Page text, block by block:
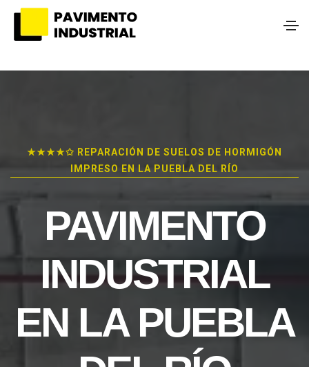
★★★★✩ REPARACIÓN DE SUELOS DE HORMIGÓN
IMPRESO EN LA PUEBLA DEL RÍO
PAVIMENTO
INDUSTRIAL
EN LA PUEBLA